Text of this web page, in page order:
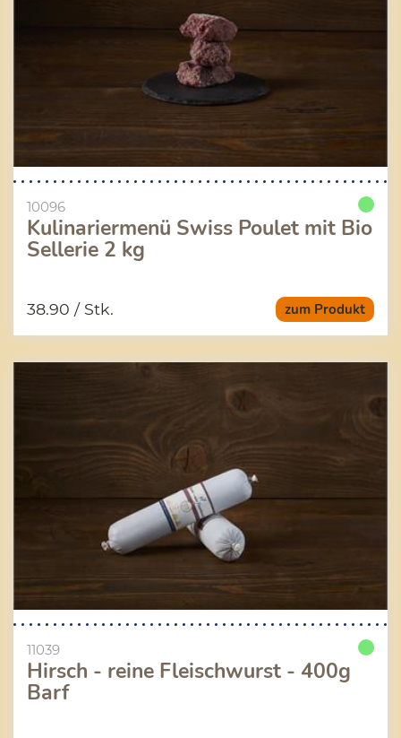
10096
Kulinariermenü Swiss Poulet mit Bio
Sellerie 2 kg
zum Produkt
38.90 / Stk.
11039
Hirsch - reine Fleischwurst - 400g
Barf